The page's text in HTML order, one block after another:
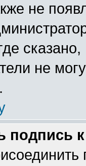
не
не
подпись